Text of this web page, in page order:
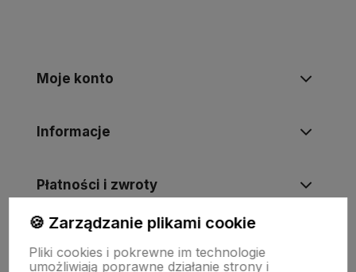
Moje konto
Informacje
Płatności i zwroty
Wsparcie
🍪 Zarządzanie plikami cookie
Pliki cookies i pokrewne im technologie
umożliwiają poprawne działanie strony i